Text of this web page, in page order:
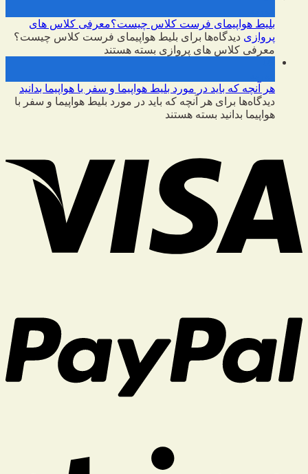
بلیط هواپیمای فرست کلاس چیست؟معرفی کلاس های
پروازی دیدگاه‌ها برای بلیط هواپیمای فرست کلاس چیست؟
معرفی کلاس های پروازی بسته هستند
هر آنچه که باید در مورد بلیط هواپیما و سفر با هواپیما بدانید
دیدگاه‌ها برای هر آنچه که باید در مورد بلیط هواپیما و سفر با
هواپیما بدانید بسته هستند